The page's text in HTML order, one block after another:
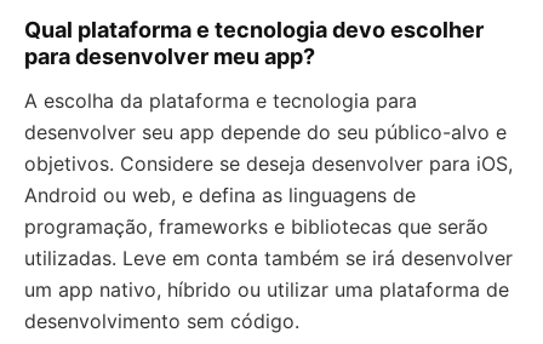
Qual plataforma e tecnologia devo escolher
para desenvolver meu app?
A escolha da plataforma e tecnologia para
desenvolver seu app depende do seu público-alvo e
objetivos. Considere se deseja desenvolver para iOS,
Android ou web, e defina as linguagens de
programação, frameworks e bibliotecas que serão
utilizadas. Leve em conta também se irá desenvolver
um app nativo, híbrido ou utilizar uma plataforma de
desenvolvimento sem código.